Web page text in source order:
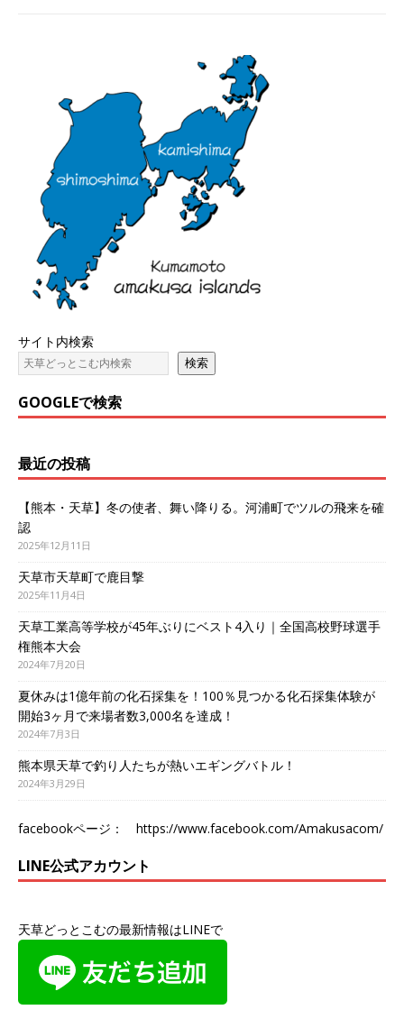
サイト内検索
検索
GOOGLEで検索
最近の投稿
【熊本・天草】冬の使者、舞い降りる。河浦町でツルの飛来を確
認
2025年12月11日
天草市天草町で鹿目撃
2025年11月4日
天草工業高等学校が45年ぶりにベスト4入り｜全国高校野球選手
権熊本大会
2024年7月20日
夏休みは1億年前の化石採集を！100％見つかる化石採集体験が
開始3ヶ月で来場者数3,000名を達成！
2024年7月3日
熊本県天草で釣り人たちが熱いエギングバトル！
2024年3月29日
facebookページ： https://www.facebook.com/Amakusacom/
LINE公式アカウント
天草どっとこむの最新情報はLINEで